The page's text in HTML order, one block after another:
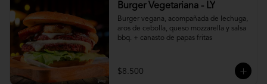
Burger Vegetariana - LY
Burger vegana, acompañada de lechuga,
aros de cebolla, queso mozzarella y salsa
bbq. + canasto de papas fritas
$8.500